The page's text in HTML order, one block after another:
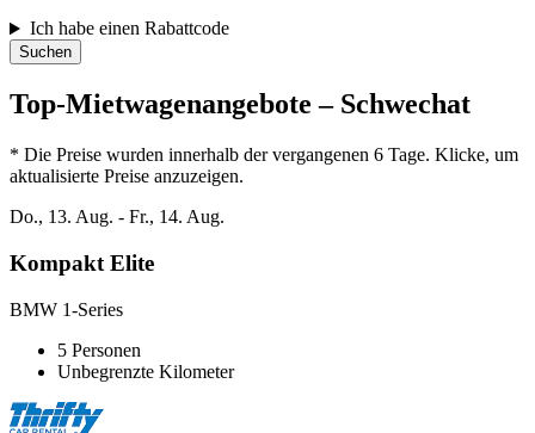
Ich habe einen Rabattcode
Suchen
Top-Mietwagenangebote – Schwechat
* Die Preise wurden innerhalb der vergangenen 6 Tage. Klicke, um
aktualisierte Preise anzuzeigen.
Do., 13. Aug. - Fr., 14. Aug.
Kompakt Elite
BMW 1-Series
5 Personen
Unbegrenzte Kilometer